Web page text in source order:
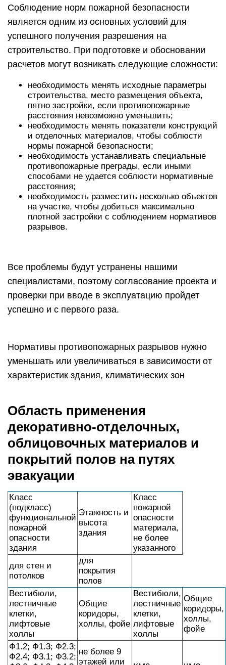
Соблюдение норм пожарной безопасности
является одним из основных условий для
успешного получения разрешения на
строительство. При подготовке и обосновании
расчетов могут возникать следующие сложности:
необходимость менять исходные параметры
строительства, место размещения объекта,
пятно застройки, если противопожарные
расстояния невозможно уменьшить;
необходимость менять показатели конструкций
и отделочных материалов, чтобы соблюсти
нормы пожарной безопасности;
необходимость устанавливать специальные
противопожарные преграды, если иными
способами не удается соблюсти нормативные
расстояния;
необходимость разместить несколько объектов
на участке, чтобы добиться максимально
плотной застройки с соблюдением нормативов
разрывов.
Все проблемы будут устранены нашими
специалистами, поэтому согласование проекта и
проверки при вводе в эксплуатацию пройдет
успешно и с первого раза.
Нормативы противопожарных разрывов нужно
уменьшать или увеличиваться в зависимости от
характеристик здания, климатических зон
Область применения
декоративно-отделочных,
облицовочных материалов и
покрытий полов на путях
эвакуации
Класс
(подкласс)
функциональной
пожарной
опасности
здания
Этажность и
высота
здания
Класс
пожарной
опасности
материала,
не более
указанного
для стен и
потолков
для
покрытия
полов
Вестибюли,
лестничные
клетки,
лифтовые
холлы
Общие
коридоры,
холлы, фойе
Вестибюли,
лестничные
клетки,
лифтовые
холлы
Общие
коридоры,
холлы,
фойе
Ф1.2; Ф1.3; Ф2.3;
Ф2.4; Ф3.1; Ф3.2;
не более 9
этажей или